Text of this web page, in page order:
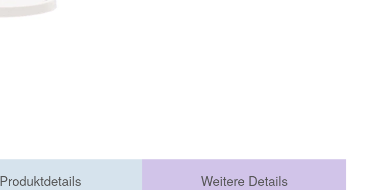
Produktdetails Weitere Details